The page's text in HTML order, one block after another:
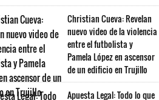
Christian Cueva: Revelan
nuevo video de la violencia
entre el futbolista y
Pamela López en ascensor
de un edificio en Trujillo
Apuesta Legal: Todo lo que